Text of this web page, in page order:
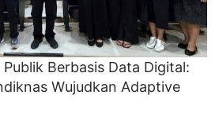
Berbasis Data Digital:
Wujudkan Adaptive